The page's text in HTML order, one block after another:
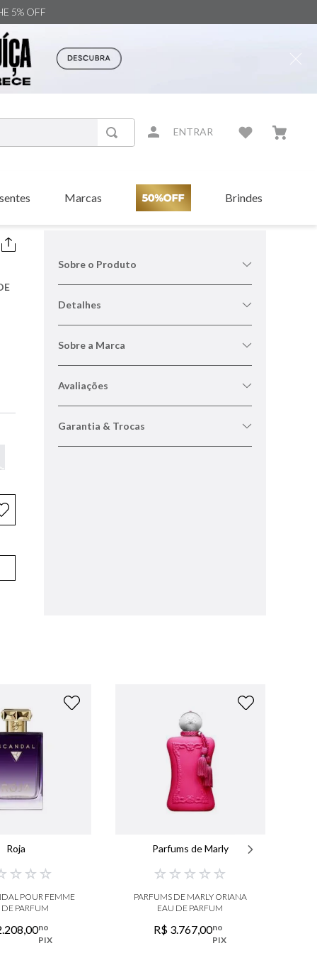
5% OFF
ENTRAR
Marcas Brindes
Sobre o Produto
Detalhes
Sobre a Marca
Avaliações
Garantia & Trocas
Roja
☆ ☆ ☆
POUR FEMME
DE PARFUM
.208,00no
PIX
Parfums de Marly
☆ ☆ ☆ ☆ ☆
PARFUMS DE MARLY ORIANA
EAU DE PARFUM
R$ 3.767,00no
PIX